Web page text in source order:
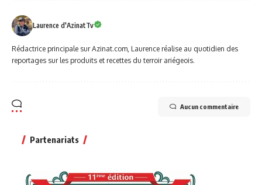
Laurence d'AzinatTv
Rédactrice principale sur Azinat.com, Laurence réalise au quotidien des
reportages sur les produits et recettes du terroir ariégeois.
Aucun commentaire
Partenariats